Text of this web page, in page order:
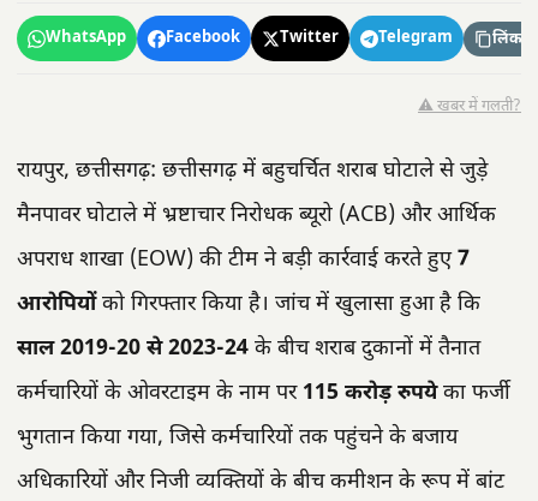
WhatsApp Facebook Twitter Telegram लिंक
⚠️ खबर में गलती?
रायपुर, छत्तीसगढ़: छत्तीसगढ़ में बहुचर्चित शराब घोटाले से जुड़े
मैनपावर घोटाले में भ्रष्टाचार निरोधक ब्यूरो (ACB) और आर्थिक
अपराध शाखा (EOW) की टीम ने बड़ी कार्रवाई करते हुए7
आरोपियोंको गिरफ्तार किया है। जांच में खुलासा हुआ है कि
साल 2019-20 से 2023-24 के बीच शराब दुकानों में तैनात
कर्मचारियों के ओवरटाइम के नाम पर 115 करोड़ रुपयेका फर्जी
भुगतान किया गया, जिसे कर्मचारियों तक पहुंचने के बजाय
अधिकारियों और निजी व्यक्तियों के बीच कमीशन के रूप में बांट